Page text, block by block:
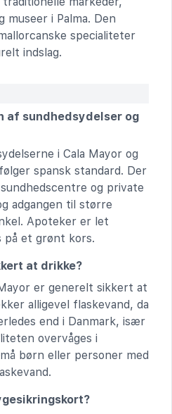
museer i Palma. Den
specialiteter
indslag.
af sundhedsydelser og
i Cala Mayor og
spansk standard. Der
og private
adgangen til større
Apoteker er let
på et grønt kors.
at drikke?
er generelt sikkert at
alligevel flaskevand, da
end i Danmark, især
overvåges i
børn eller personer med